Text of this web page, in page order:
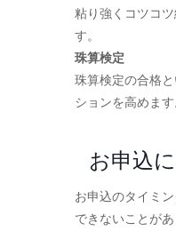
粘り強くコツコ
す。
珠算検定
珠算検定の合格
ションを高めます
お申込
お申込のタイミ
できないことが